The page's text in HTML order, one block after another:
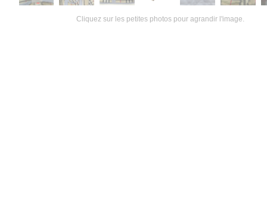
Cliquez sur les petites photos pour agrandir l'image.